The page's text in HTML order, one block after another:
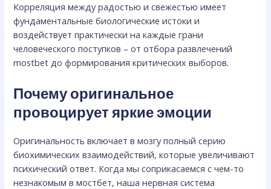
Корреляция между радостью и свежестью имеет
фундаментальные биологические истоки и
воздействует практически на каждые грани
человеческого поступков – от отбора развлечений
mostbet до формирования критических выборов.
Почему оригинальное
провоцирует яркие эмоции
Оригинальность включает в мозгу полный серию
биохимических взаимодействий, которые увеличивают
психический ответ. Когда мы соприкасаемся с чем-то
незнакомым в мостбет, наша нервная система